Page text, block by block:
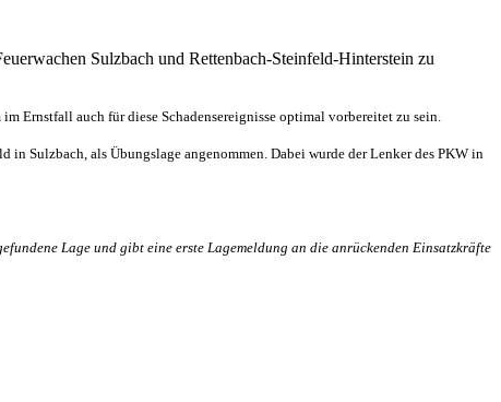
Sulzbach und Rettenbach-Steinfeld-Hinterstein zu
Ernstfall auch für diese Schadensereignisse optimal vorbereitet zu sein.
Sulzbach, als Übungslage angenommen. Dabei wurde der Lenker des PKW in
Lage und gibt eine erste Lagemeldung an die anrückenden Einsatzkräfte